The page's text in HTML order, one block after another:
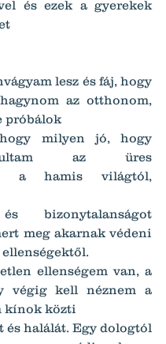
és ezek a gyerekek
lesz és fáj, hogy
az otthonom,
próbálok
milyen jó, hogy
az üres
a hamis világtól,
bizonytalanságot
meg akarnak védeni
ellenségem van, a
végig kell néznem a
kínok közti
és halálát. Egy dologtól